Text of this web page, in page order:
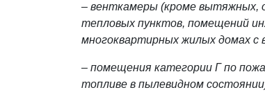
– венткамеры (кроме вытяжных,
тепловых пунктов, помещений
многоквартирных жилых домах с
– помещения категории Г по
топливе в пылевидном